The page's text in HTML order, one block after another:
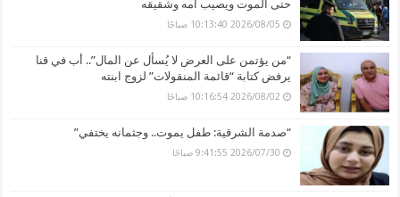
حتى الموت ويصيب أمه وشقيقه
2026/08/05 10:13:40 صباحًا
“من يؤتمن على العرض لا يُسأل عن المال”.. أب في قنا
يرفض كتابة “قائمة المنقولات” لزوج ابنته
2026/08/02 10:16:54 صباحًا
“صدمة الشرقية: طفل يموت.. وجثمانه يختفي”
2026/07/30 9:41:55 صباحًا